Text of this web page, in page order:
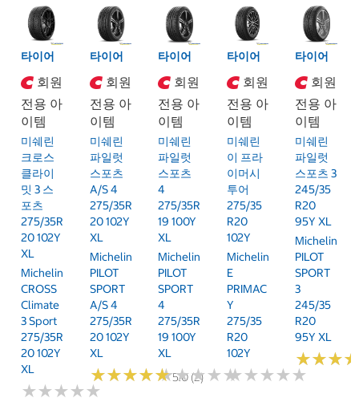
타이어
회원
전용 아
이템
미쉐린
크로스
클라이
밋 3 스
포츠
275/35R
20 102Y
XL
Michelin
CROSS
Climate
3 Sport
275/35R
20 102Y
XL
★★★★★
★★★★★
타이어
회원
전용 아
이템
미쉐린
파일럿
스포츠
A/S 4
275/35R
20 102Y
XL
Michelin
PILOT
SPORT
A/S 4
275/35R
20 102Y
XL
★★★★★
★★★★★5.0 (2)
타이어
회원
전용 아
이템
미쉐린
파일럿
스포츠
4
275/35R
19 100Y
XL
Michelin
PILOT
SPORT
4
275/35R
19 100Y
XL
★★★★★
★★★★★
타이어
회원
전용 아
이템
미쉐린
이 프라
이머시
투어
275/35
R20
102Y
Michelin
E
PRIMAC
Y
275/35
R20
102Y
★★★★★
★★★★★
타이어
회원
전용 아
이템
미쉐린
파일럿
스포츠 3
245/35
R20
95Y XL
Michelin
PILOT
SPORT
3
245/35
R20
95Y XL
★★★
★★★